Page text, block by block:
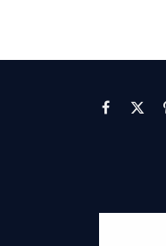
Facebook
X